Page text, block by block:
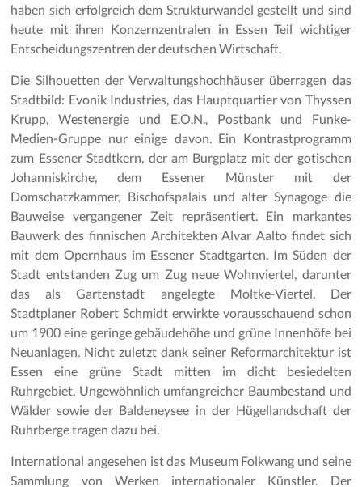
haben sich erfolgreich dem Strukturwandel gestellt und sind
heute mit ihren Konzernzentralen in Essen Teil wichtiger
Entscheidungszentren der deutschen Wirtschaft.
Die Silhouetten der Verwaltungshochhäuser überragen das
Stadtbild: Evonik Industries, das Hauptquartier von Thyssen
Krupp, Westenergie und E.O.N., Postbank und Funke-
Medien-Gruppe nur einige davon. Ein Kontrastprogramm
zum Essener Stadtkern, der am Burgplatz mit der gotischen
Johanniskirche, dem Essener Münster mit der
Domschatzkammer, Bischofspalais und alter Synagoge die
Bauweise vergangener Zeit repräsentiert. Ein markantes
Bauwerk des finnischen Architekten Alvar Aalto findet sich
mit dem Opernhaus im Essener Stadtgarten. Im Süden der
Stadt entstanden Zug um Zug neue Wohnviertel, darunter
das als Gartenstadt angelegte Moltke-Viertel. Der
Stadtplaner Robert Schmidt erwirkte vorausschauend schon
um 1900 eine geringe gebäudehöhe und grüne Innenhöfe bei
Neuanlagen. Nicht zuletzt dank seiner Reformarchitektur ist
Essen eine grüne Stadt mitten im dicht besiedelten
Ruhrgebiet. Ungewöhnlich umfangreicher Baumbestand und
Wälder sowie der Baldeneysee in der Hügellandschaft der
Ruhrberge tragen dazu bei.
International angesehen ist das Museum Folkwang und seine
Sammlung von Werken internationaler Künstler. Der